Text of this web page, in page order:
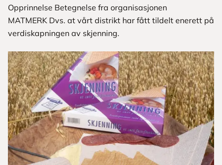
Opprinnelse Betegnelse fra organisasjonen
MATMERK Dvs. at vårt distrikt har fått tildelt enerett på
verdiskapningen av skjenning.